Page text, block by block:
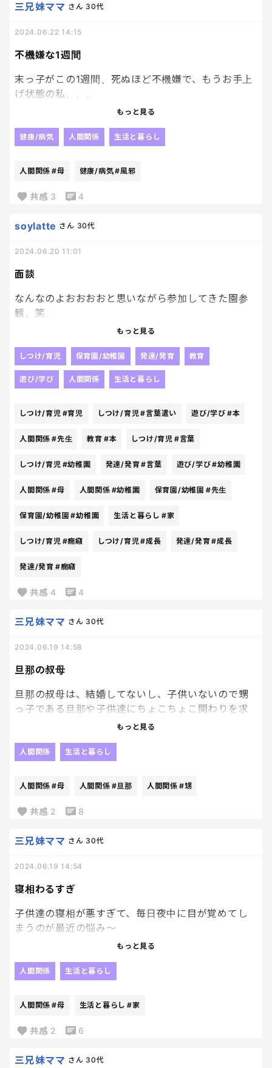
不機嫌な1週間
三兄妹ママ さん 30代
2024.06.22 14:15
末っ子がこの1週間、死ぬほど不機嫌で、もうお手上
げ状態の私、、、
ど、それでも不機嫌、わがままのオンパレードで母
に死んでます😇😇😇
携帯もゆっくり見る暇ありません😇😇
はぁ。早くこのループから抜け出したい😇😇
もっと見る
健康/病気 人間関係 生活と暮らし
人間関係 #母 健康/病気#風邪
共感 3 4
面談
soylatte さん 30代
2024.06.20 11:01
なんなのよおおおおと思いながら参加してきた園参
観。笑
息子は癇癪を起こすことがあるのですが、
私的にはすこーし落ち着いてきたかな、と思ってい
でも、どうやら先生たちは
家でもあの手この手で対応しているし
癇癪に関しては成長する過程で出てくるものなんじ
正直大して気落ちすることもないけど、
幼稚園でも飛び交っているみたいで、これば がっっ
どこから覚えてきたのか聞かれたけど、
私が聞きたい。笑
た、、、🥲🥲🥲
根気よく伝え続けてることは話してきて、
対応じゃなかったので安心したけど、
息子。頑張ろう🥲
母は悲しい。
本当は賢くて優しい子なのに、
全部裏目に出てるのよ、、、、、、
解決策があるなら即取り入れるのに。
ーー！！！！
もっと見る
しつけ/育児 保育園/幼稚園 発達/発育 教育
遊び/学び 人間関係 生活と暮らし
しつけ/育児 #育児 しつけ/育児#言葉遣い 遊び/学び #本
人間関係 #先生 教育 #本 しつけ/育児 #言葉
しつけ/育児 #幼稚園 発達/発育#言葉 遊び/学び#幼稚園
人間関係 #母 人間関係 #幼稚園 保育園/幼稚園 #先生
保育園/幼稚園 #幼稚園 生活と暮らし #家
しつけ/育児 #癇癪 しつけ/育児#成長 発達/発育#成長
発達/発育 #癇癪
共感 4 4
旦那の叔母
三兄妹ママ さん 30代
2024.06.19 14:58
旦那の叔母は、結婚してないし、子供いないので甥
っ子である旦那や子供達にちょこちょこ関わりを求
(私からしたら、ただのおしつけ。笑)
から！とかで呼び出されて、夜ご飯を共に過ごすこ
いいんだけど、結構めんどいよ😇
義両親でも、めんどい時あんなに、叔母とかめんど
すぎ😇😇
もっと見る
人間関係 生活と暮らし
人間関係 #母 人間関係 #旦那 人間関係 #甥
共感 2 8
寝相わるすぎ
三兄妹ママ さん 30代
2024.06.19 14:54
子供達の寝相が悪すぎて、毎日夜中に目が覚めてし
まうのが最近の悩み〜
のは嫌！っていってて家族みんなで敷布団しいて寝て
の場所がないのだ、、、
もっと見る
人間関係 生活と暮らし
人間関係 #母 生活と暮らし #家
共感 2 6
三兄妹ママ さん 30代